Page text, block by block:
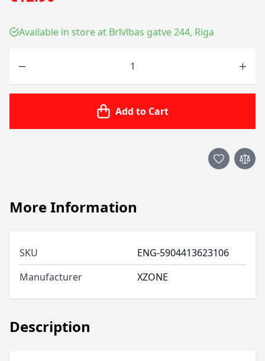
Available in store at Brīvības gatve 244, Riga
Add to Cart
Description
More Information
SKU
ENG-5904413623106
Manufacturer
XZONE